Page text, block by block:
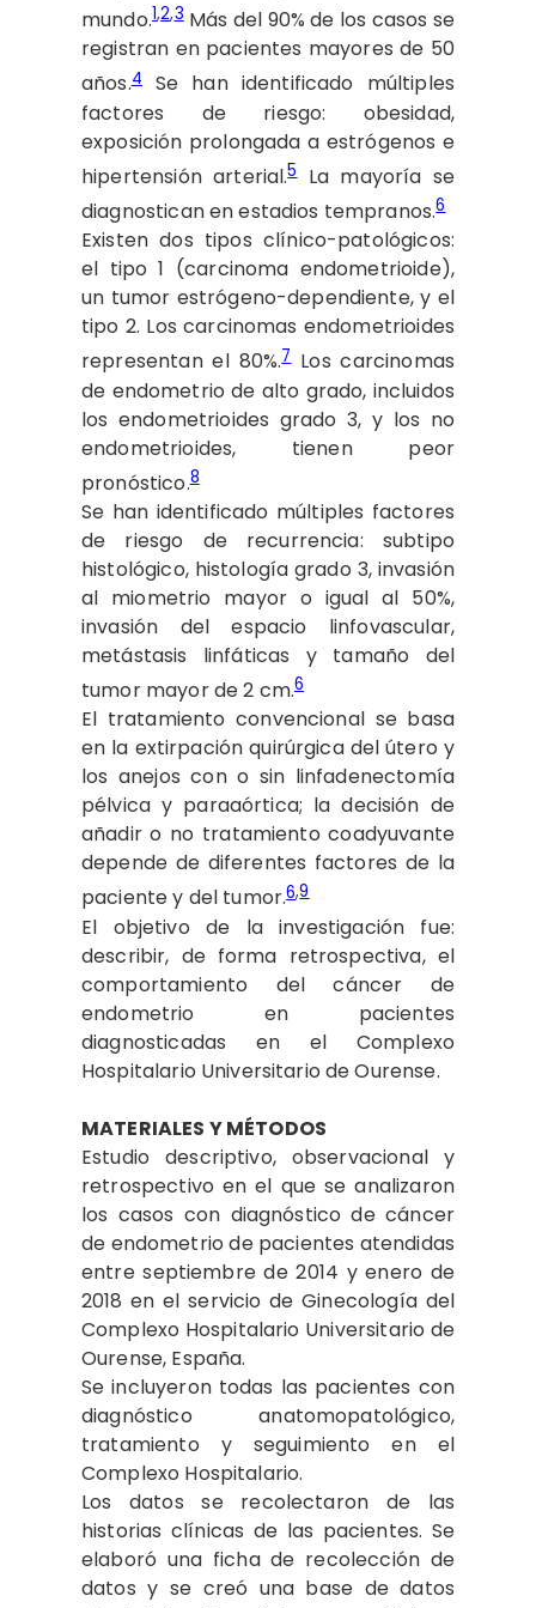
mundo.1,2,3Más del 90% de los casos se
registran en pacientes mayores de 50
años.4Se han identificado múltiples
factores de riesgo: obesidad,
exposición prolongada a estrógenos e
hipertensión arterial.5La mayoría se
diagnostican en estadios tempranos.6
Existen dos tipos clínico-patológicos:
el tipo 1 (carcinoma endometrioide),
un tumor estrógeno-dependiente, y el
tipo 2. Los carcinomas endometrioides
representan el 80%.7Los carcinomas
de endometrio de alto grado, incluidos
los endometrioides grado 3, y los no
endometrioides, tienen peor
pronóstico.8
Se han identificado múltiples factores
de riesgo de recurrencia: subtipo
histológico, histología grado 3, invasión
al miometrio mayor o igual al 50%,
invasión del espacio linfovascular,
metástasis linfáticas y tamaño del
tumor mayor de 2 cm.6
El tratamiento convencional se basa
en la extirpación quirúrgica del útero y
los anejos con o sin linfadenectomía
pélvica y paraaórtica; la decisión de
añadir o no tratamiento coadyuvante
depende de diferentes factores de la
paciente y del tumor.6,9
El objetivo de la investigación fue:
describir, de forma retrospectiva, el
comportamiento del cáncer de
endometrio en pacientes
diagnosticadas en el Complexo
Hospitalario Universitario de Ourense.
MATERIALES Y MÉTODOS
Estudio descriptivo, observacional y
retrospectivo en el que se analizaron
los casos con diagnóstico de cáncer
de endometrio de pacientes atendidas
entre septiembre de 2014 y enero de
2018 en el servicio de Ginecología del
Complexo Hospitalario Universitario de
Ourense, España.
Se incluyeron todas las pacientes con
diagnóstico anatomopatológico,
tratamiento y seguimiento en el
Complexo Hospitalario.
Los datos se recolectaron de las
historias clínicas de las pacientes. Se
elaboró una ficha de recolección de
datos y se creó una base de datos